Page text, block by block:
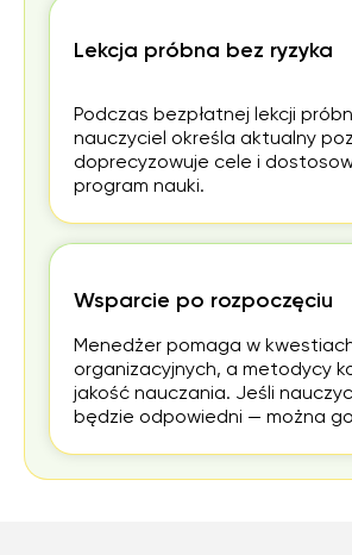
Lekcja próbna bez ryzyka
Podczas bezpłatnej lekcji
nauczyciel określa aktualny
doprecyzowuje cele i
program nauki.
Wsparcie po rozpoczęciu
Menedżer pomaga w
organizacyjnych, a metodycy
jakość nauczania. Jeśli
będzie odpowiedni — można